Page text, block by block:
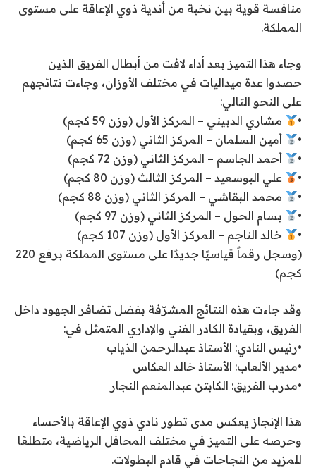
منافسة قوية بين نخبة من أندية ذوي الإعاقة على مستوى
المملكة.
‏وجاء هذا التميز بعد أداء لافت من أبطال الفريق الذين
حصدوا عدة ميداليات في مختلف الأوزان، وجاءت نتائجهم
على النحو التالي:
‏•
مشاري الدبيني – المركز الأول (وزن 59 كجم)
‏•
أمين السلمان – المركز الثاني (وزن 65 كجم)
‏•
أحمد الجاسم – المركز الثاني (وزن 72 كجم)
‏•
علي البوسعيد – المركز الثالث (وزن 80 كجم)
‏•
محمد البقاشي – المركز الثاني (وزن 88 كجم)
‏•
بسام الحول – المركز الثاني (وزن 97 كجم)
‏•
خالد الناجم – المركز الأول (وزن 107 كجم)
‏(وسجل رقماً قياسيًا جديدًا على مستوى المملكة برفع 220
كجم)
‏وقد جاءت هذه النتائج المشرّفة بفضل تضافر الجهود داخل
الفريق، وبقيادة الكادر الفني والإداري المتمثل في:
‏•رئيس النادي: الأستاذ عبدالرحمن الذياب
‏•مدير الألعاب: الأستاذ خالد العكاس
‏•مدرب الفريق: الكابتن عبدالمنعم النجار
‏هذا الإنجاز يعكس مدى تطور نادي ذوي الإعاقة بالأحساء
وحرصه على التميز في مختلف المحافل الرياضية، متطلعًا
للمزيد من النجاحات في قادم البطولات.